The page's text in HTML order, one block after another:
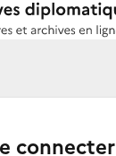
connecter